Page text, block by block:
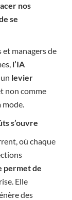
nos
se
managers de
l’IA
levier
non comme
mode.
s’ouvre
où chaque
permet de
Elle
des